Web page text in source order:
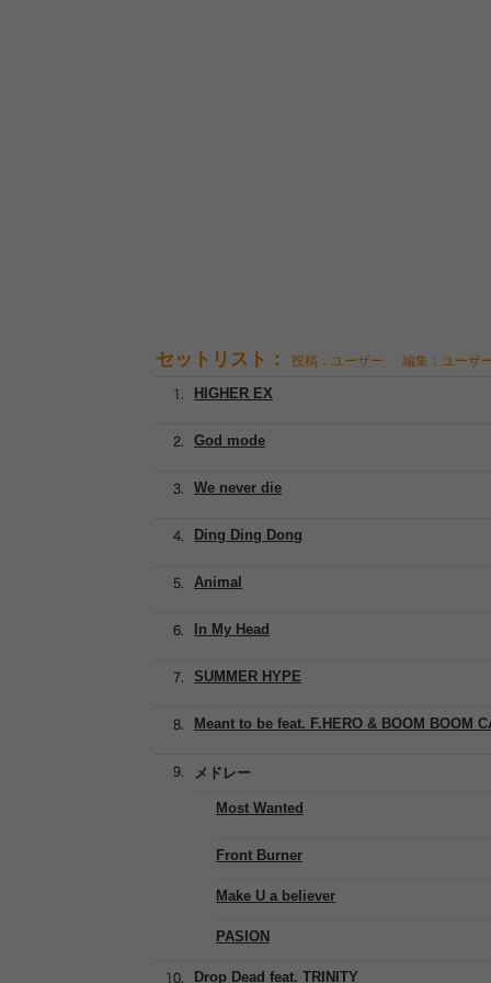
セットリスト： 投稿：ユーザー 編集：ユーザ
HIGHER EX
God mode
We never die
Ding Ding Dong
Animal
In My Head
SUMMER HYPE
Meant to be feat. F.HERO & BOOM BOOM
メドレー
Most Wanted
Front Burner
Make U a believer
PASION
Drop Dead feat. TRINITY